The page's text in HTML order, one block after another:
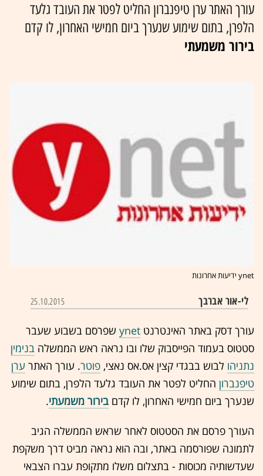
עורך האתר ערן טיפנברון החליט לפטר את העובד גלעד
הלפרן, בתום שימוע שנערך ביום חמישי האחרון, לו קדם
בירור משמעתי
ynet ידיעות אחרונות
לי-אור אברבך 25.10.2015
עורך דסק באתר האינטרנט ynet שפרסם בשבוע שעבר
סטטוס בעמוד הפייסבוק שלו ובו נראה ראש הממשלה בנימין
נתניהו לבוש בבגדי קצין אס.אס נאצי, פוטר. עורך האתר ערן
טיפנברון החליט לפטר את העובד גלעד הלפרן, בתום שימוע
שנערך ביום חמישי האחרון, לו קדם בירור משמעתי.
העורך פרסם את הסטטוס לאחר שראש הממשלה הגיב
לתמונה שפורסמה באתר, ובה הוא נראה מביט דרך משקפת
שעדשותיה מכוסות - בתצלום משלו מתקופת עברו הצבאי